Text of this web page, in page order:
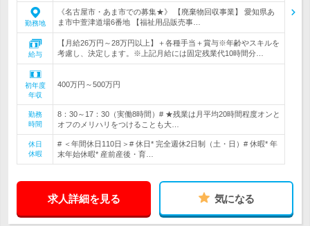
勤務地
《名古屋市・あま市での募集★》 【廃棄物回収事業】 愛知県あ
ま市中萱津道場6番地 【福祉用品販売事…
給与
【月給26万円～28万円以上】＋各種手当＋賞与※年齢やスキルを
考慮し、決定します。※上記月給には固定残業代10時間分…
初年度
年収
400万円～500万円
勤務
時間
8：30～17：30（実働8時間）# ★残業は月平均20時間程度オンと
オフのメリハリをつけることも大…
休日
休暇
# ＜年間休日110日＞# 休日* 完全週休2日制（土・日）# 休暇* 年
末年始休暇* 産前産後・育…
求人詳細を見る 気になる